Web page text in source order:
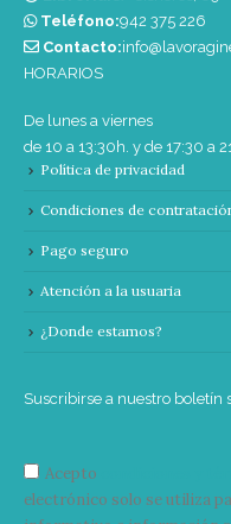
Teléfono:‭942 375 226‬
Contacto:
HORARIOS
De lunes a viernes
de 10 a 13:30h. y de 17:30 a
Política de privacidad
Condiciones de
Pago seguro
Atención a la usuaria
¿Donde estamos?
Suscribirse a nuestro boletín
Acepto
electrónico solo se utiliza